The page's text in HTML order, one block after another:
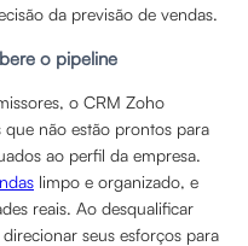
da previsão de vendas.
o pipeline
o CRM Zoho
não estão prontos para
ao perfil da empresa.
limpo e organizado, e
reais. Ao desqualificar
seus esforços para